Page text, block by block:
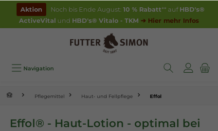
springen
Aktion Noch bis Ende August: 10 % Rabatt** auf HBD's®
ActiveVital und HBD's® Vitalo - TKM ➔ Hier mehr Infos
Navigation
Pflegemittel Haut- und Fellpflege Effol
Effol® - Haut-Lotion - optimal bei